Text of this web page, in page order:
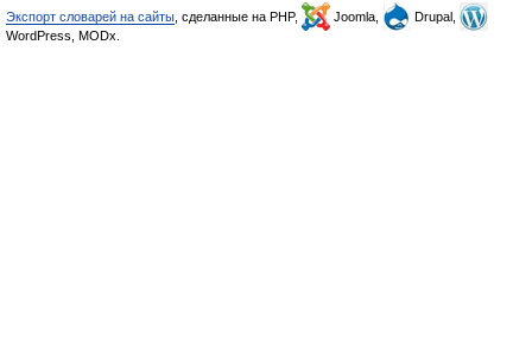
Экспорт словарей на сайты , сделанные на PHP, Joomla,
Drupal,
WordPress, MODx.